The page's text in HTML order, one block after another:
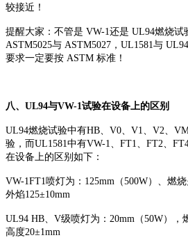
较接近！
提醒大家：不管是 VW-1还是 UL94燃烧试
ASTM5025与 ASTM5027，UL1581与
要求一定要按 ASTM 标准！
八、UL94与VW-1试验在设备上的区别
UL94燃烧试验中有HB、V0、V1、V2、
验，而UL1581中有VW-1、FT1、FT2、
在设备上的区别如下：
VW-1FT1喷灯为：125mm（500W）、燃
外焰125±10mm
UL94 HB、V级喷灯为：20mm（50W），
高度20±1mm